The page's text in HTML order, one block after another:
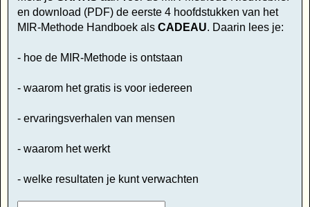
en download (PDF) de eerste 4 hoofdstukken van het
MIR-Methode Handboek als CADEAU. Daarin lees je:
- hoe de MIR-Methode is ontstaan
- waarom het gratis is voor iedereen
- ervaringsverhalen van mensen
- waarom het werkt
- welke resultaten je kunt verwachten